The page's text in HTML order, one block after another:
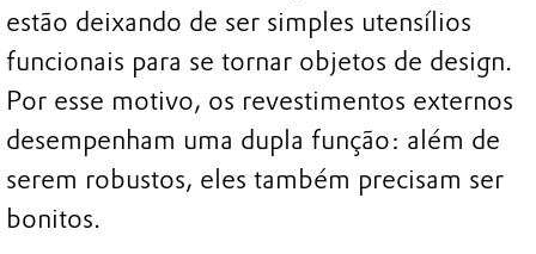
estão deixando de ser simples utensílios
funcionais para se tornar objetos de design.
Por esse motivo, os revestimentos externos
desempenham uma dupla função: além de
serem robustos, eles também precisam ser
bonitos.